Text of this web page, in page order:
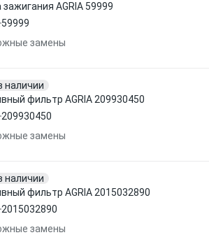
AGRIA 59999
59999
замены
наличии
фильтр AGRIA 209930450
209930450
замены
наличии
фильтр AGRIA 2015032890
2015032890
замены